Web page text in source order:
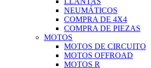
NEUMÁTICOS
COMPRA DE 4X4
COMPRA DE PIEZAS
MOTOS
MOTOS DE CIRCUITO
MOTOS OFFROAD
MOTOS R